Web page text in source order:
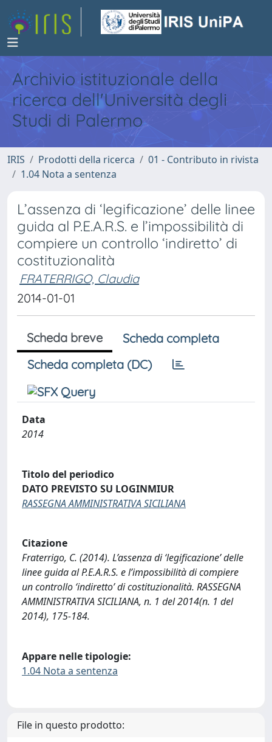
Archivio istituzionale della
ricerca dell'Università degli
Studi di Palermo
IRIS Prodotti della ricerca
01 - Contributo in rivista
1.04 Nota a sentenza
L’assenza di ‘legificazione’ delle linee
guida al P.E.A.R.S. e l’impossibilità di
compiere un controllo ‘indiretto’ di
costituzionalità
FRATERRIGO, Claudia
2014-01-01
Scheda breve
Scheda completa
Scheda completa (DC)
Data
2014
Titolo del periodico
DATO PREVISTO SU LOGINMIUR
RASSEGNA AMMINISTRATIVA SICILIANA
Citazione
Fraterrigo, C. (2014). L’assenza di ‘legificazione’ delle
linee guida al P.E.A.R.S. e l’impossibilità di compiere
un controllo ‘indiretto’ di costituzionalità. RASSEGNA
AMMINISTRATIVA SICILIANA, n. 1 del 2014(n. 1 del
2014), 175-184.
Appare nelle tipologie:
1.04 Nota a sentenza
File in questo prodotto: